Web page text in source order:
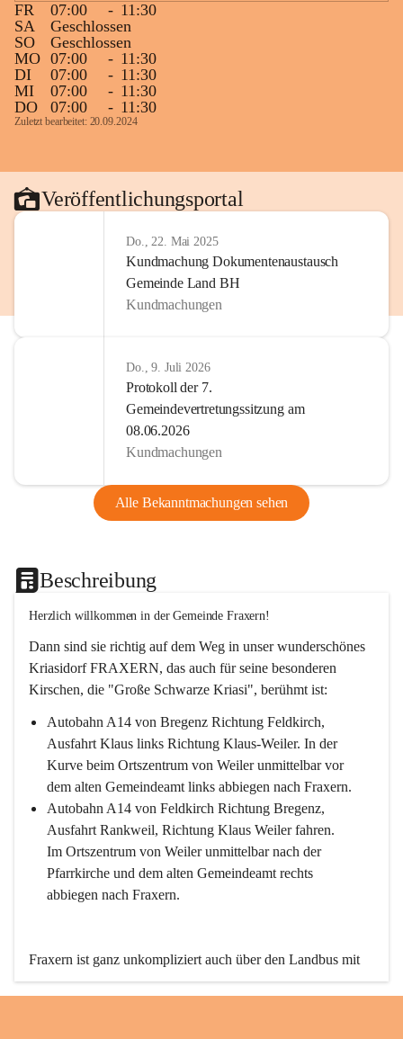
FR
07:00 - 11:30
SA
Geschlossen
SO
Geschlossen
MO 07:00 - 11:30
DI
07:00 - 11:30
MI
07:00 - 11:30
DO
07:00 - 11:30
Zuletzt bearbeitet: 20.09.2024
Veröffentlichungsportal
Do., 22. Mai 2025
Kundmachung Dokumentenaustausch
Gemeinde Land BH
Kundmachungen
Do., 9. Juli 2026
Protokoll der 7.
Gemeindevertretungssitzung am
08.06.2026
Kundmachungen
Alle Bekanntmachungen sehen
Beschreibung
Herzlich willkommen in der Gemeinde Fraxern!
Dann sind sie richtig auf dem Weg in unser wunderschönes
Kriasidorf FRAXERN, das auch für seine besonderen
Kirschen, die "Große Schwarze Kriasi", berühmt ist:
Autobahn A14 von Bregenz Richtung Feldkirch,
Ausfahrt Klaus links Richtung Klaus-Weiler. In der
Kurve beim Ortszentrum von Weiler unmittelbar vor
dem alten Gemeindeamt links abbiegen nach Fraxern.
Autobahn A14 von Feldkirch Richtung Bregenz,
Ausfahrt Rankweil, Richtung Klaus Weiler fahren.
Im Ortszentrum von Weiler unmittelbar nach der
Pfarrkirche und dem alten Gemeindeamt rechts
abbiegen nach Fraxern.
Fraxern ist ganz unkompliziert auch über den Landbus mit
den öffentlichen Verkehrsmitteln zu erreichen. Die Linie